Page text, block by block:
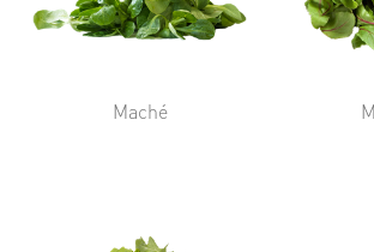
Maché